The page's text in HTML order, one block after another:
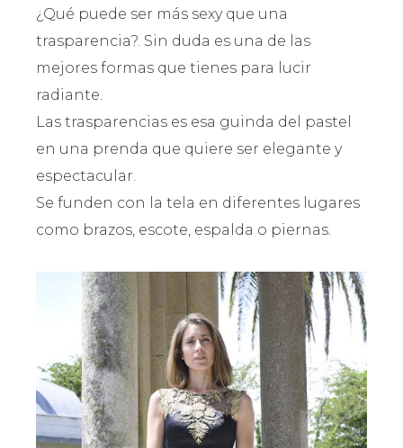
¿Qué puede ser más sexy que una
trasparencia?. Sin duda es una de las
mejores formas que tienes para lucir
radiante.
Las trasparencias es esa guinda del pastel
en una prenda que quiere ser elegante y
espectacular.
Se funden con la tela en diferentes lugares
como brazos, escote, espalda o piernas.